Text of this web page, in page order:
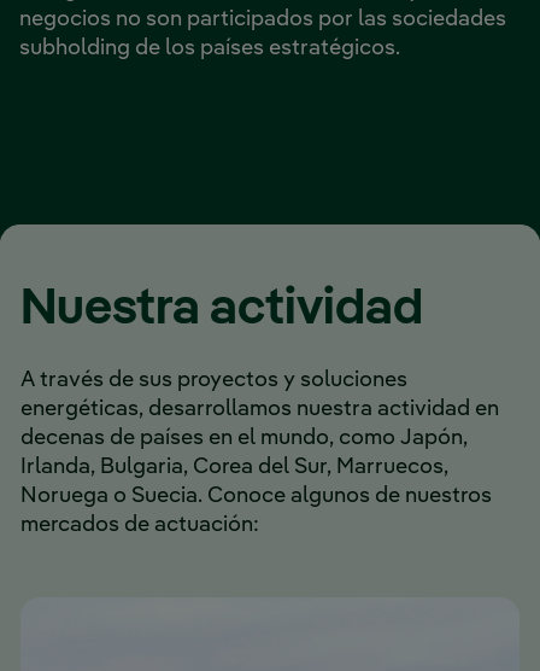
negocios no son participados por las sociedades
subholding de los países estratégicos.
Nuestra actividad
A través de sus proyectos y soluciones
energéticas, desarrollamos nuestra actividad en
decenas de países en el mundo, como Japón,
Irlanda, Bulgaria, Corea del Sur, Marruecos,
Noruega o Suecia. Conoce algunos de nuestros
mercados de actuación: